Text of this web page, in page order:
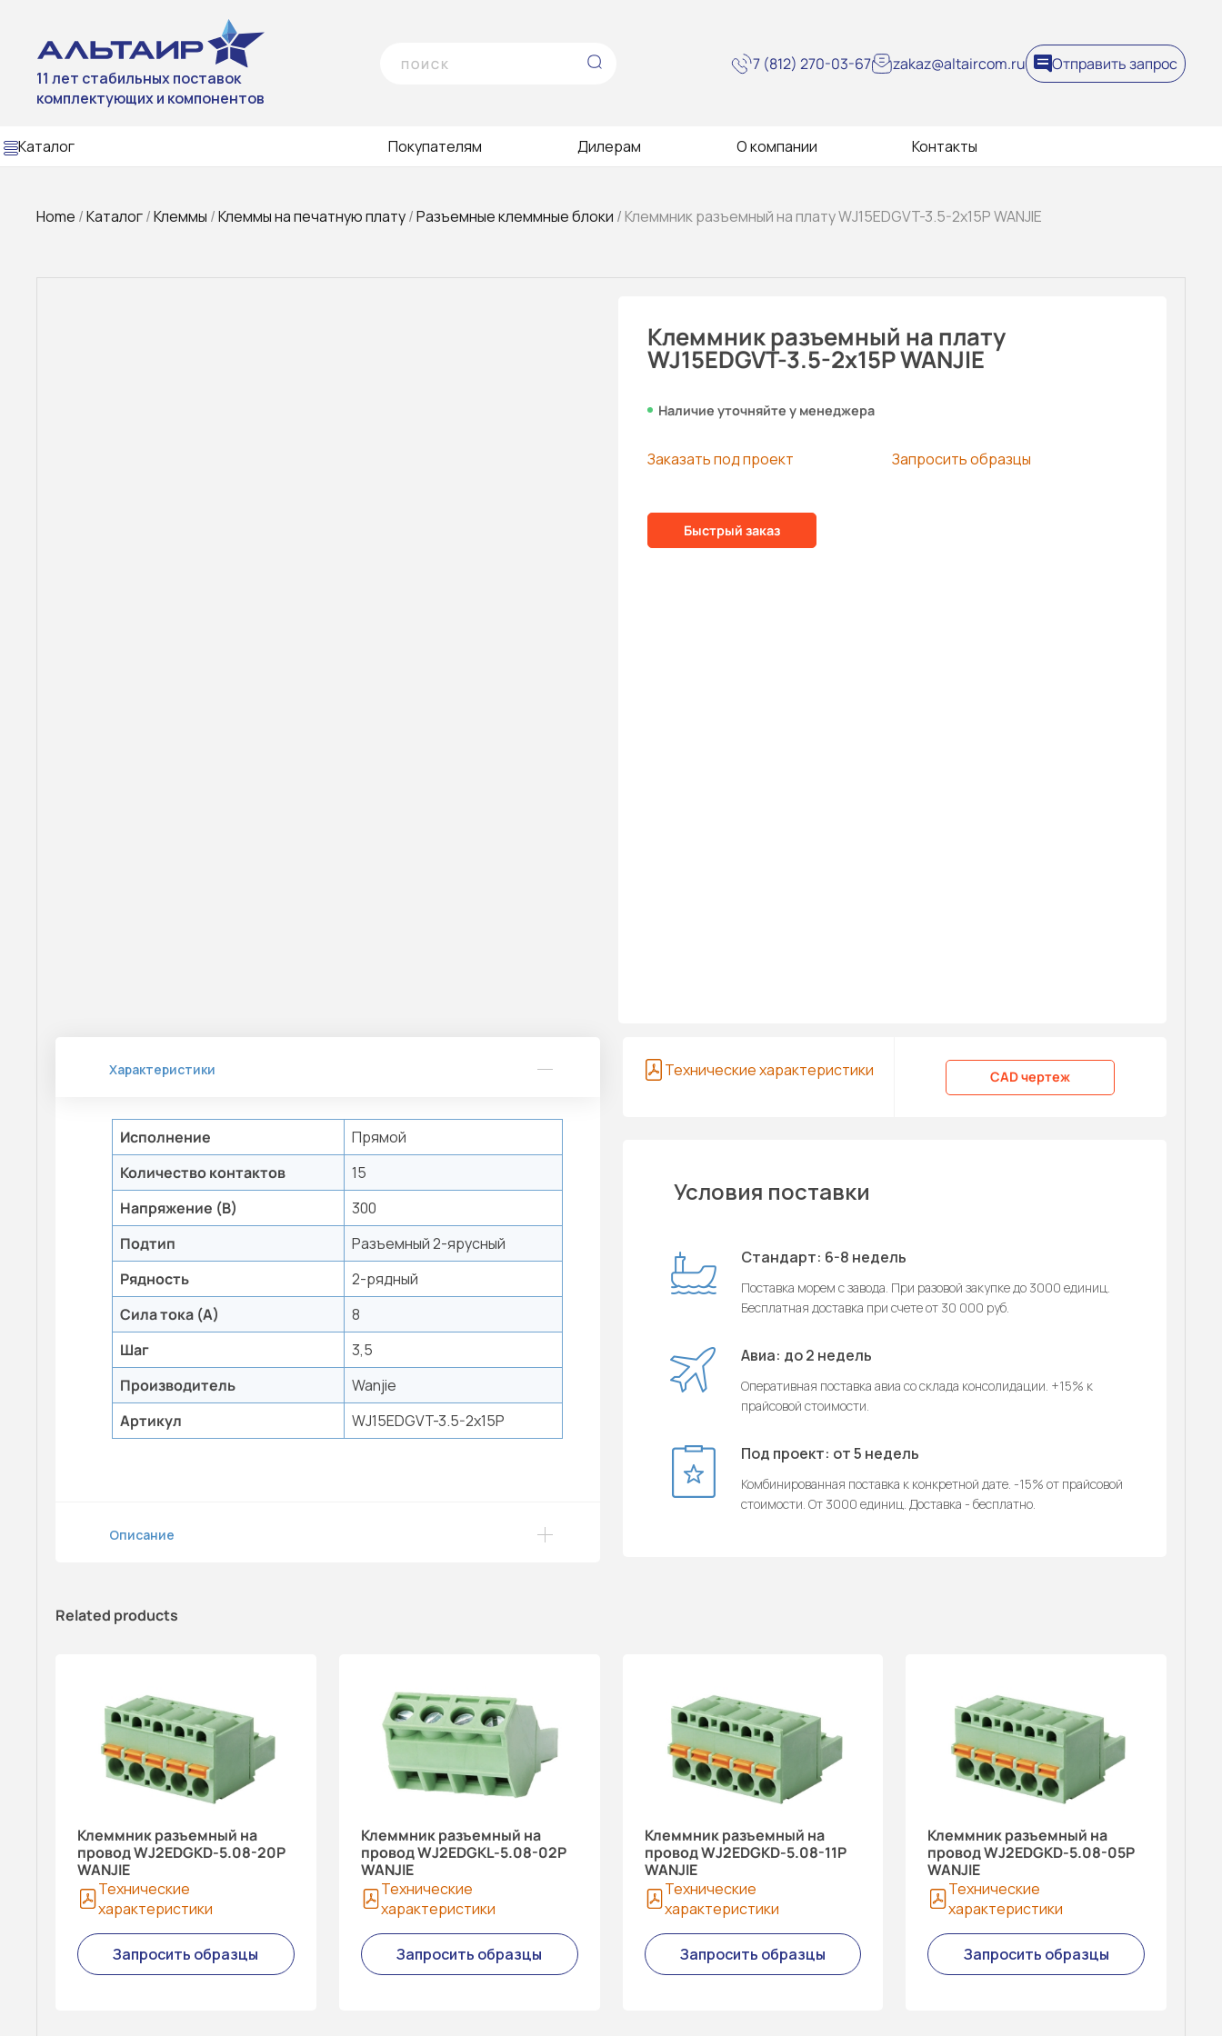
11 лет стабильных поставок
комплектующих и компонентов
7 (812) 270-03-67 zakaz@altaircom.ru Отправить запрос
Каталог Покупателям Дилерам О компании Контакты
Home /Каталог/Клеммы /Клеммы на печатную плату/Разъемные клеммные блоки / Клеммник разъемный на плату WJ15EDGVT-3.5-2x15P WANJIE
Клеммник разъемный на плату
WJ15EDGVT-3.5-2x15P WANJIE
Наличие уточняйте у менеджера
Заказать под проект Запросить образцы
Быстрый заказ
Характеристики
Исполнение
Прямой
Количество контактов
15
Напряжение (В)
300
Подтип
Разъемный 2-ярусный
Рядность
2-рядный
Сила тока (А)
8
Шаг
3,5
Производитель
Wanjie
Артикул
WJ15EDGVT-3.5-2x15P
Описание
Технические характеристики CAD чертеж
Условия поставки
Стандарт: 6-8 недель
Поставка морем с завода. При разовой закупке до 3000 единиц.
Бесплатная доставка при счете от 30 000 руб.
Авиа: до 2 недель
Оперативная поставка авиа со склада консолидации. +15% к
прайсовой стоимости.
Под проект: от 5 недель
Комбинированная поставка к конкретной дате. -15% от прайсовой
стоимости. От 3000 единиц. Доставка - бесплатно.
Related products
Клеммник разъемный на
провод WJ2EDGKD-5.08-20P
WANJIE
Технические
характеристики
Запросить образцы
Клеммник разъемный на
провод WJ2EDGKL-5.08-02P
WANJIE
Технические
характеристики
Запросить образцы
Клеммник разъемный на
провод WJ2EDGKD-5.08-11P
WANJIE
Технические
характеристики
Запросить образцы
Клеммник разъемный на
провод WJ2EDGKD-5.08-05P
WANJIE
Технические
характеристики
Запросить образцы